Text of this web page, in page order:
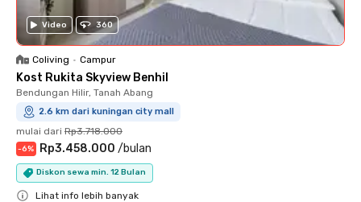
Video 360
Coliving • Campur
Kost Rukita Skyview Benhil
Bendungan Hilir, Tanah Abang
2.6 km dari kuningan city mall
mulai dari Rp3.718.000
-6% Rp3.458.000 /bulan
Diskon sewa min. 12 Bulan
Lihat info lebih banyak